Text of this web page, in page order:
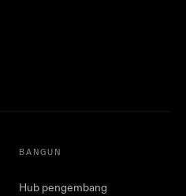
BANGUN
Hub pengembang